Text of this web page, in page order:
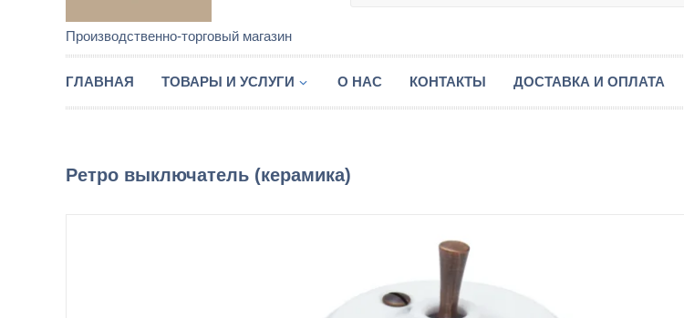
Производственно-торговый магазин
ГЛАВНАЯ ТОВАРЫ И УСЛУГИ О НАС КОНТАКТЫ ДОСТАВКА И ОПЛАТА
Ретро выключатель (керамика)